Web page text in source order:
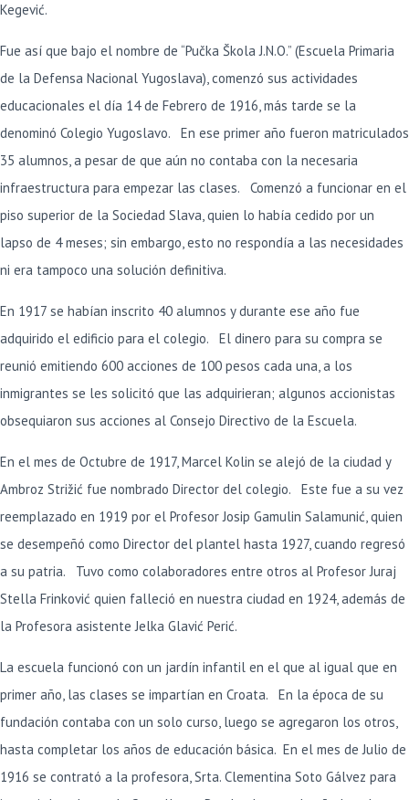
Kegević.
Fue así que bajo el nombre de “Pučka Škola J.N.O.” (Escuela Primaria
de la Defensa Nacional Yugoslava), comenzó sus actividades
educacionales el día 14 de Febrero de 1916, más tarde se la
denominó Colegio Yugoslavo. En ese primer año fueron matriculados
35 alumnos, a pesar de que aún no contaba con la necesaria
infraestructura para empezar las clases. Comenzó a funcionar en el
piso superior de la Sociedad Slava, quien lo había cedido por un
lapso de 4 meses; sin embargo, esto no respondía a las necesidades
ni era tampoco una solución definitiva.
En 1917 se habían inscrito 40 alumnos y durante ese año fue
adquirido el edificio para el colegio. El dinero para su compra se
reunió emitiendo 600 acciones de 100 pesos cada una, a los
inmigrantes se les solicitó que las adquirieran; algunos accionistas
obsequiaron sus acciones al Consejo Directivo de la Escuela.
En el mes de Octubre de 1917, Marcel Kolin se alejó de la ciudad y
Ambroz Strižić fue nombrado Director del colegio. Este fue a su vez
reemplazado en 1919 por el Profesor Josip Gamulin Salamunić, quien
se desempeñó como Director del plantel hasta 1927, cuando regresó
a su patria. Tuvo como colaboradores entre otros al Profesor Juraj
Stella Frinković quien falleció en nuestra ciudad en 1924, además de
la Profesora asistente Jelka Glavić Perić.
La escuela funcionó con un jardín infantil en el que al igual que en
primer año, las clases se impartían en Croata. En la época de su
fundación contaba con un solo curso, luego se agregaron los otros,
hasta completar los años de educación básica. En el mes de Julio de
1916 se contrató a la profesora, Srta. Clementina Soto Gálvez para